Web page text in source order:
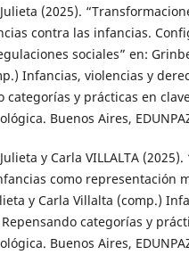
Julieta (2025).
contra las infancias.
sociales” en:
Infancias, violencias y
categorías y prácticas en
Buenos Aires,
y Carla VILLALTA
como representación
y Carla Villalta (comp.)
categorías y
Buenos Aires,